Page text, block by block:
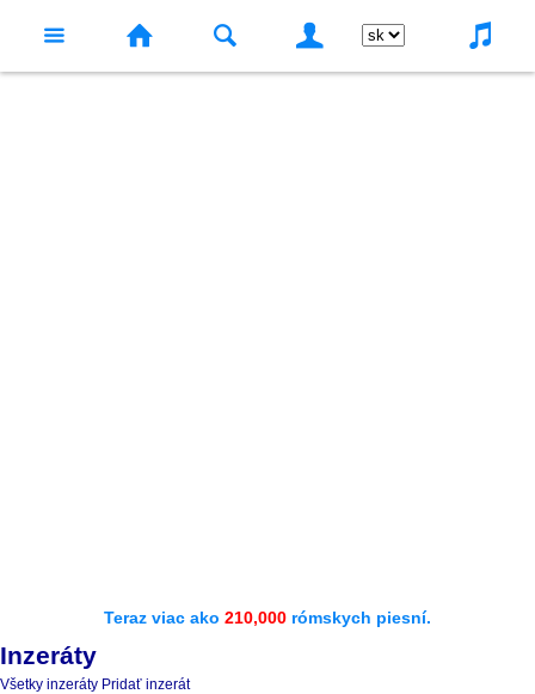
Teraz viac ako 210,000 rómskych piesní.
Inzeráty
Všetky inzeráty Pridať inzerát